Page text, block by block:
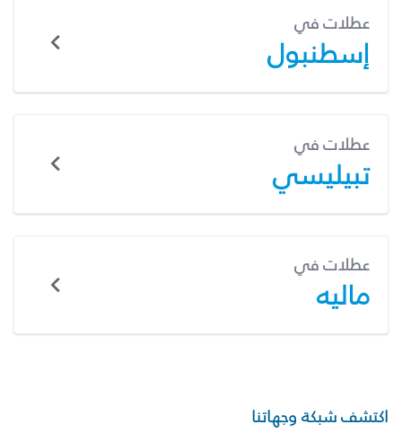
عطلات في
إسطنبول
عطلات في
تبيليسي
عطلات في
ماليه
اكتشف شبكة وجهاتنا